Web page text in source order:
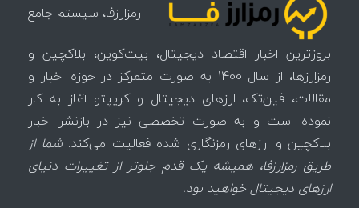
رمزارزفا، سیستم جامع
بروزترین اخبار اقتصاد دیجیتال، بیت‌کوین، بلاکچین و
رمزارزها، از سال 1400 به صورت متمرکز در حوزه اخبار و
مقالات، فین‌تک، ارزهای‌ دیجیتال و کریپتو آغاز به کار
نموده است و به صورت تخصصی نیز در بازنشر اخبار
بلاکچین و ارزهای رمزنگاری شده فعالیت می‌کند.شما از
طریق رمزارزفا، همیشه یک قدم جلوتر از تغییرات دنیای
ارزهای دیجیتال خواهید بود.